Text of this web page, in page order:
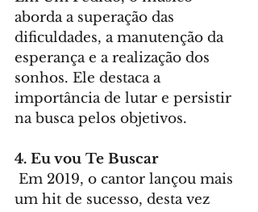
aborda a superação das
dificuldades, a manutenção da
esperança e a realização dos
sonhos. Ele destaca a
importância de lutar e persistir
na busca pelos objetivos.
4. Eu vou Te Buscar
Em 2019, o cantor lançou mais
um hit de sucesso, desta vez